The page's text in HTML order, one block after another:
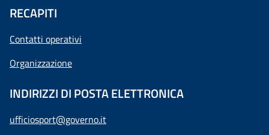
RECAPITI
Contatti operativi
Organizzazione
INDIRIZZI DI POSTA ELETTRONICA
ufficiosport@governo.it